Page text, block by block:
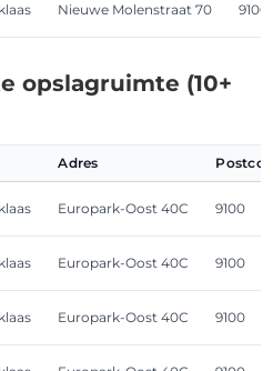
Nieuwe Molenstraat 70 9100
opslagruimte (10+
Adres
Europark-Oost 40C 9100
Europark-Oost 40C 9100
Europark-Oost 40C 9100